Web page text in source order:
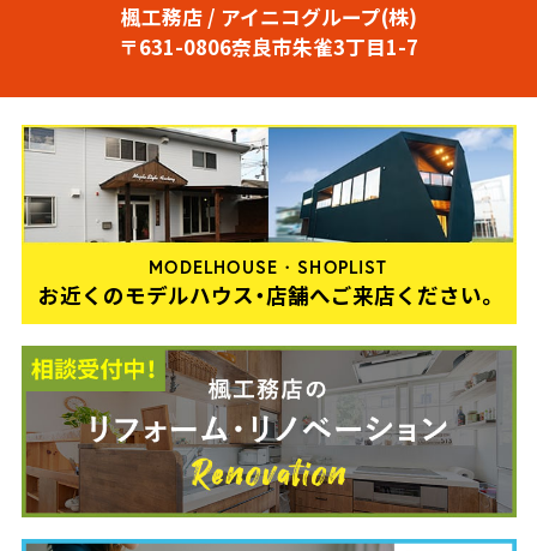
楓工務店 / アイニコグループ(株)
〒631-0806奈良市朱雀3丁目1-7
MODELHOUSE・SHOPLIST
お近くのモデルハウス・店舗へご来店ください。